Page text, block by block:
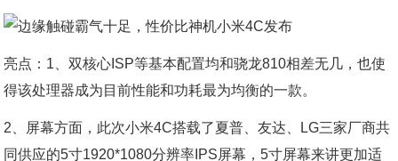
亮点：1、双核心ISP等基本配置均和骁龙810相差无几，也使
得该处理器成为目前性能和功耗最为均衡的一款。
2、屏幕方面，此次小米4C搭载了夏普、友达、LG三家厂商共
同供应的5寸1920*1080分辨率IPS屏幕，5寸屏幕来讲更加适